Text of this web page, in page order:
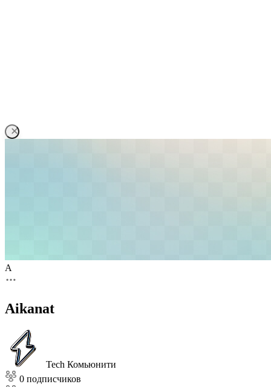
A
Aikanat
Tech Комьюнити
0 подписчиков